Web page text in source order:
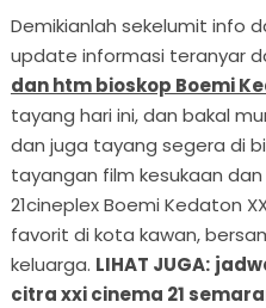
Demikianlah sekelumit info
update informasi teranyar
dan htm bioskop Boemi
tayang hari ini, dan bakal
dan juga tayang segera di
tayangan film kesukaan
21cineplex Boemi Kedaton
favorit di kota kawan,
keluarga. LIHAT JUGA:
citra xxi cinema 21